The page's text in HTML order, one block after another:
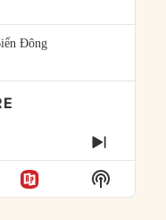
Đông
NEXT
Show
Podcast